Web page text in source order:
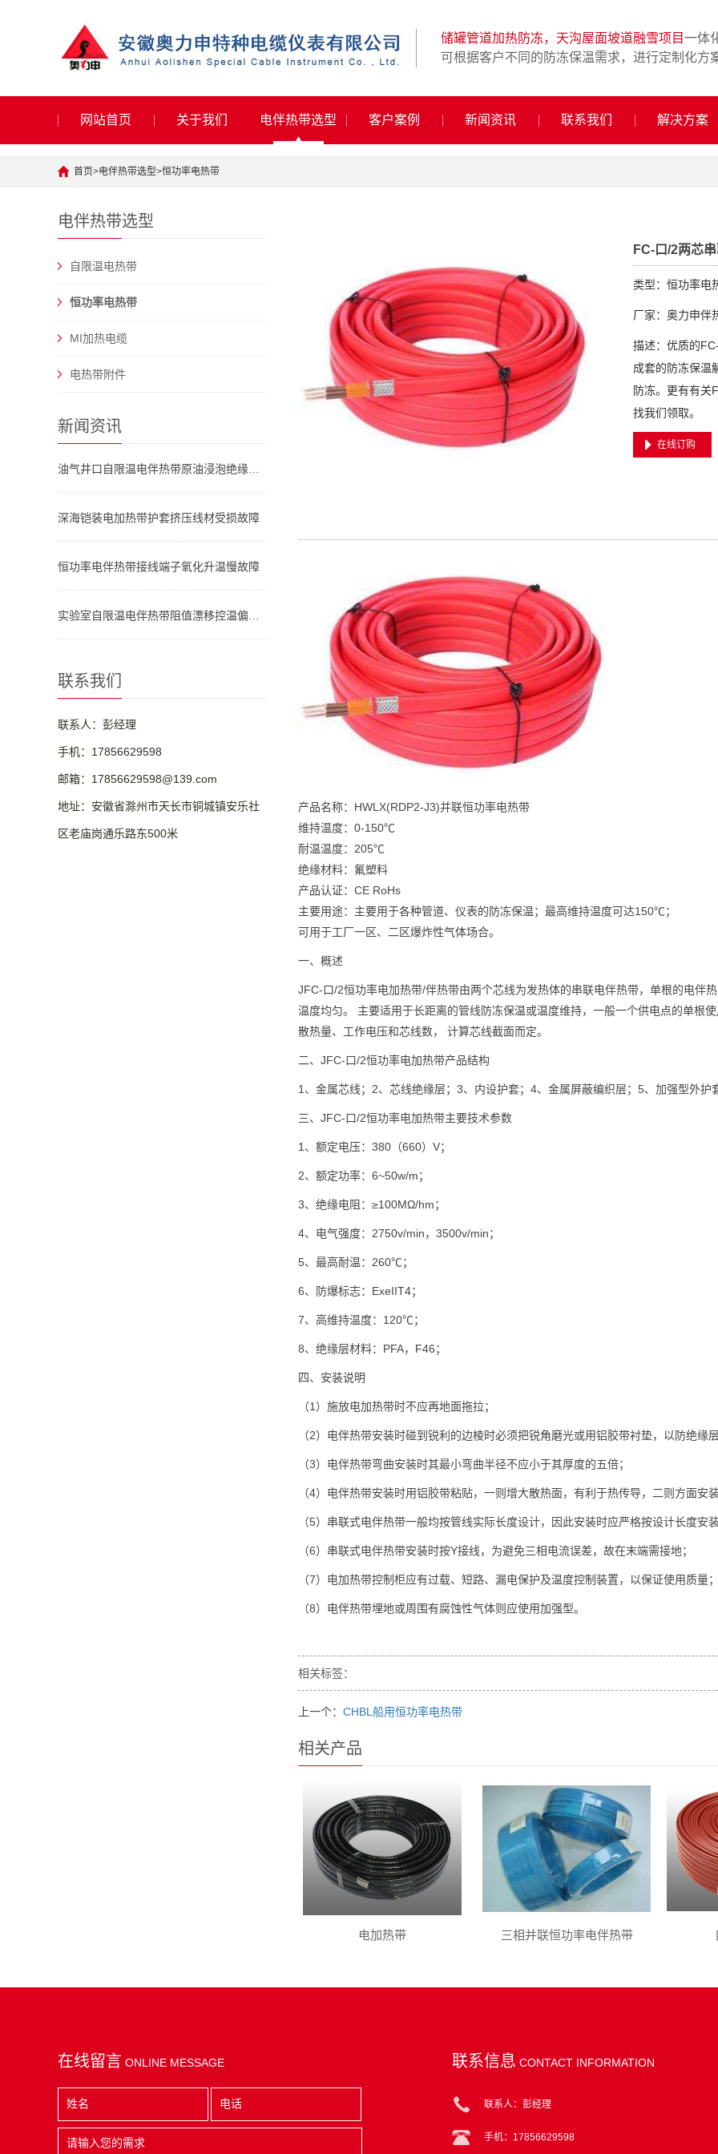
储罐管道加热防冻，天沟屋面坡道融雪项目一体
可根据客户不同的防冻保温需求，进行定制化方
网站首页 关于我们 电伴热带选型 客户案例 新闻资讯 联系我们 解决方案
首页>电伴热带选型>恒功率电热带
电伴热带选型
自限温电热带
恒功率电热带
MI加热电缆
电热带附件
新闻资讯
深海铠装电加热带护套挤压线材受损故障
恒功率电伴热带接线端子氧化升温慢故障
联系我们
联系人：彭经理
手机：17856629598
邮箱：17856629598@139.com
地址：安徽省滁州市天长市铜城镇安乐社
区老庙岗通乐路东500米
FC-口/2两芯
类型：恒功率电
厂家：奥力申伴
描述：优质的
成套的防冻保温
防冻。更有有关
找我们领取。
在线订购
产品名称：HWLX(RDP2-J3)并联恒功率电热带
维持温度：0-150℃
耐温温度：205℃
绝缘材料：氟塑料
产品认证：CE RoHs
主要用途：主要用于各种管道、仪表的防冻保温；最高维持温度可达150℃；
可用于工厂一区、二区爆炸性气体场合。
一、概述
JFC-口/2恒功率电加热带/伴热带由两个芯线为发热体的串联电伴热带，单根的电伴
温度均匀。 主要适用于长距离的管线防冻保温或温度维持，一般一个供电点的单根
散热量、工作电压和芯线数， 计算芯线截面而定。
二、JFC-口/2恒功率电加热带产品结构
1、金属芯线；2、芯线绝缘层；3、内设护套；4、金属屏蔽编织层；5、加强型外护
三、JFC-口/2恒功率电加热带主要技术参数
1、额定电压：380（660）V；
2、额定功率：6~50w/m；
3、绝缘电阻：≥100MΩ/hm；
4、电气强度：2750v/min，3500v/min；
5、最高耐温：260℃；
6、 防爆标志：ExeIIT4；
7、高维持温度：120℃；
8、绝缘层材料：PFA，F46；
四、安装说明
（1）施放电加热带时不应再地面拖拉；
（2）电伴热带安装时碰到锐利的边棱时必须把锐角磨光或用铝胶带衬垫，以防绝缘层
（3）电伴热带弯曲安装时其最小弯曲半径不应小于其厚度的五倍；
（4）电伴热带安装时用铝胶带粘贴，一则增大散热面，有利于热传导，二则方面安
（5）串联式电伴热带一般均按管线实际长度设计，因此安装时应严格按设计长度安
（6）串联式电伴热带安装时按Y接线，为避免三相电流误差，故在末端需接地；
（7）电加热带控制柜应有过载、短路、漏电保护及温度控制装置，以保证使用质量；
（8）电伴热带埋地或周围有腐蚀性气体则应使用加强型。
相关标签：
上一个： CHBL船用恒功率电热带
相关产品
电加热带 三相并联恒功率电伴热带
在线留言 ONLINE MESSAGE 联系信息 CONTACT INFORMATION
联系人：彭经理
手机：17856629598